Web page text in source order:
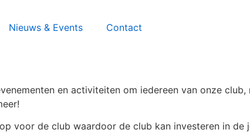
Nieuws & Events
Contact
en activiteiten om iedereen van onze
voor de club waardoor de club kan investeren in